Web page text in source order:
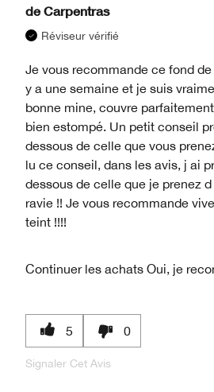
de Carpentras
Réviseur vérifié
Je vous recommande ce fond
y a une semaine et je suis
bonne mine, couvre
bien estompé. Un petit conseil
dessous de celle que vous
lu ce conseil, dans les avis, j ai
dessous de celle que je prenez
ravie !! Je vous recommande
teint !!!!
Continuer les achats Oui, je
5 0
Signaler Cet Avis